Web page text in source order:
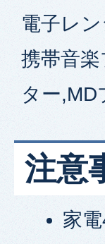
電子レ
携帯音
ター
注意
家